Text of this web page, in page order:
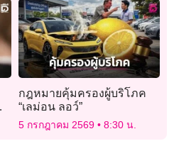
กฎหมายคุ้มครองผู้บริโภค
“เลม่อน ลอว์”
5 กรกฎาคม 2569 8:30 น.